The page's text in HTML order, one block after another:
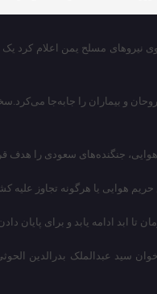
هواپیمای غیرنظامی ایرانی بیش از ۲۰۰
جنگنده‌های سعودی را هدف
یا هرگونه تجاوز علیه
تا ابد ادامه یابد و برای
سید عبدالملک بدرالدین